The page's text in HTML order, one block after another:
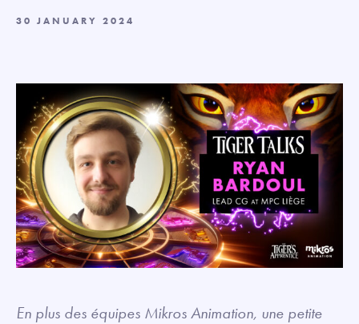
30 JANUARY 2024
En plus des équipes Mikros Animation, une petite